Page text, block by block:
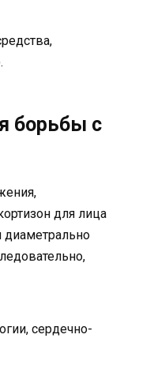
борьбы с
для лица
диаметрально
сердечно-